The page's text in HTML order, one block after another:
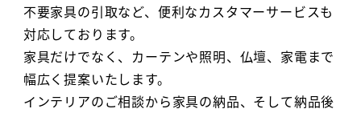
不要家具の引取など、便利なカスタマーサービスも
対応しております。
家具だけでなく、カーテンや照明、仏壇、家電まで
幅広く提案いたします。
インテリアのご相談から家具の納品、そして納品後